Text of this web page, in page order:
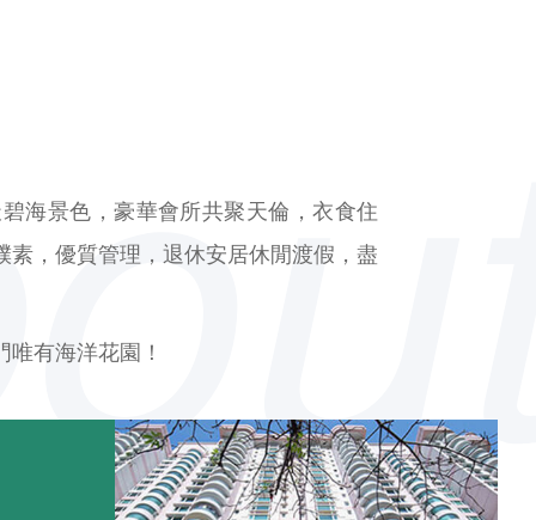
海景色，豪華會所共聚天倫，衣食住
，優質管理，退休安居休閒渡假，盡
有海洋花園！